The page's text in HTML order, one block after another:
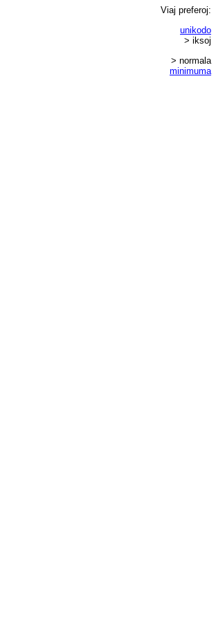
Viaj preferoj:
unikodo
> iksoj
> normala
minimuma